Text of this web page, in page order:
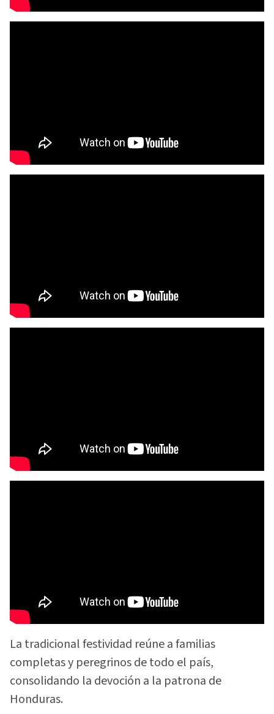
La tradicional festividad reúne a familias
completas y peregrinos de todo el país,
consolidando la devoción a la patrona de
Honduras.